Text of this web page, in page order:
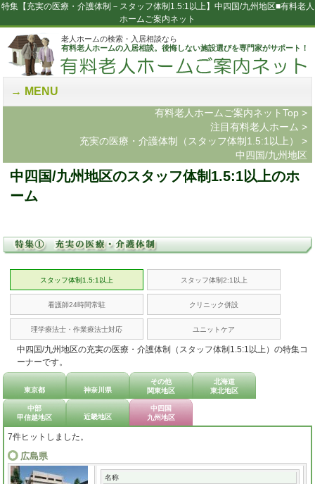
特集【充実の医療・介護体制－スタッフ体制1.5:1以上】中四国/九州地区■有料老人
ホームご案内ネット
老人ホームの検索・入居相談なら
有料老人ホームの入居相談。後悔しない施設選びを専門家がサポート！
MENU
有料老人ホームご案内ネットTop >
注目有料老人ホーム >
充実の医療・介護体制（スタッフ体制1.5:1以上）
>
中四国/九州地区
中四国/九州地区のスタッフ体制1.5:1以上のホ
ーム
スタッフ体制1.5:1以上 スタッフ体制2:1以上
看護師24時間常駐 クリニック併設
理学療法士・作業療法士対応 ユニットケア
中四国/九州地区の充実の医療・介護体制（スタッフ体制1.5:1以上）の特集コ
ーナーです。
東京都 神奈川県
その他
関東地区
北海道
東北地区
中部
甲信越地区
近畿地区
中四国
九州地区
7件ヒットしました。
広島県
名称